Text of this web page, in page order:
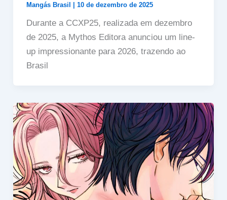
Mangás Brasil | 10 de dezembro de 2025
Durante a CCXP25, realizada em dezembro
de 2025, a Mythos Editora anunciou um line-
up impressionante para 2026, trazendo ao
Brasil